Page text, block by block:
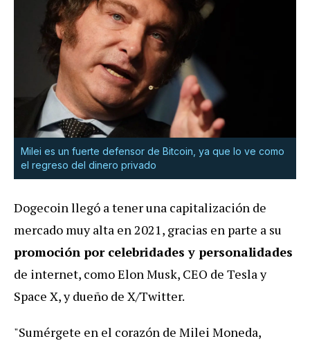
Milei es un fuerte defensor de Bitcoin, ya que lo ve como
el regreso del dinero privado
Dogecoin llegó a tener una capitalización de
mercado muy alta en 2021, gracias en parte a su
promoción por celebridades y personalidades
de internet, como Elon Musk, CEO de Tesla y
Space X, y dueño de X/Twitter.
"Sumérgete en el corazón de Milei Moneda,